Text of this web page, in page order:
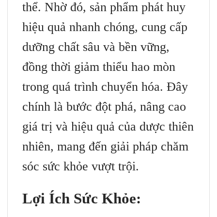
thể. Nhờ đó, sản phẩm phát huy
hiệu quả nhanh chóng, cung cấp
dưỡng chất sâu và bền vững,
đồng thời giảm thiểu hao mòn
trong quá trình chuyển hóa. Đây
chính là bước đột phá, nâng cao
giá trị và hiệu quả của dược thiên
nhiên, mang đến giải pháp chăm
sóc sức khỏe vượt trội.
Lợi Ích Sức Khỏe: